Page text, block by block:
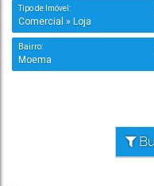
Tipo de Imóvel:
Comercial » Loja
Bairro:
Moema